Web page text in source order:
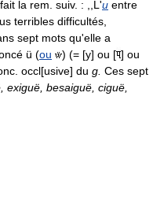
la rem. suiv. : ,,L'u entre
terribles difficultés,
sept mots qu'elle a
ü (ou ) (= [y] ou [ ] ou
occl[usive] du g. Ces sept
exiguë, besaiguë, ciguë,